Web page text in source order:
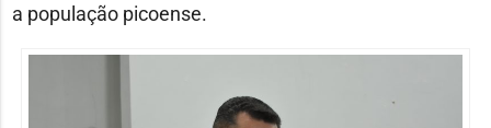
a população picoense.